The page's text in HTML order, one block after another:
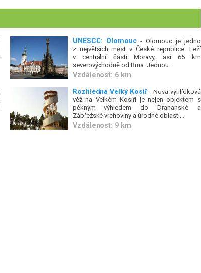
UNESCO: Olomouc- Olomouc je jedno
z největších měst v České republice. Leží
v centrální části Moravy, asi 65 km
severovýchodně od Brna. Jednou...
Vzdálenost: 6 km
Rozhledna Velký Kosíř- Nová vyhlídková
věž na Velkém Kosíři je nejen objektem s
pěkným výhledem do Drahanské a
Zábřežské vrchoviny a úrodné oblasti...
Vzdálenost: 9 km